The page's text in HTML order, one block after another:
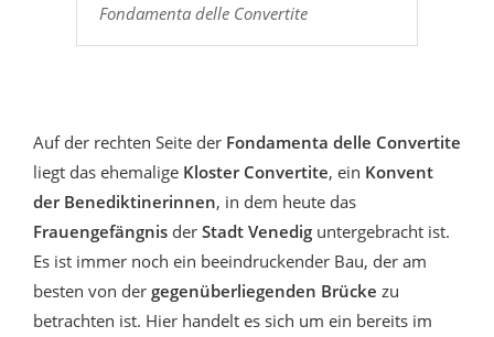
Fondamenta delle Convertite
Auf der rechten Seite der Fondamenta delle Convertite
liegt das ehemalige Kloster Convertite, ein Konvent
der Benediktinerinnen, in dem heute das
Frauengefängnis der Stadt Venedig untergebracht ist.
Es ist immer noch ein beeindruckender Bau, der am
besten von der gegenüberliegenden Brücke zu
betrachten ist. Hier handelt es sich um ein bereits im